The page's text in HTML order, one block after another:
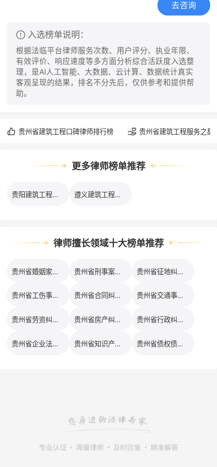
去咨询
入选榜单说明：
根据法临平台律师服务次数、用户评分、执业年限、
有效评价、响应速度等多方面分析综合活跃度入选整
理，是AI人工智能、大数据、云计算、数据统计真实
客观呈现的结果，排名不分先后，仅供参考和提供帮
助。
贵州省建筑工程口碑律师排行榜 贵州省建筑工程服务之星
更多律师榜单推荐
贵阳建筑工程律师排行榜 遵义建筑工程律师排行榜
律师擅长领域十大榜单推荐
贵州省婚姻家事律师排行榜 贵州省刑事案件律师排行榜 贵州省征地纠纷律师排行榜
贵州省工伤事故律师排行榜 贵州省合同纠纷律师排行榜 贵州省交通事故律师排行榜
贵州省劳资纠纷律师排行榜 贵州省房产纠纷律师排行榜 贵州省行政纠纷律师排行榜
贵州省企业法务律师排行榜 贵州省知识产权律师排行榜 贵州省债权债务律师排行榜